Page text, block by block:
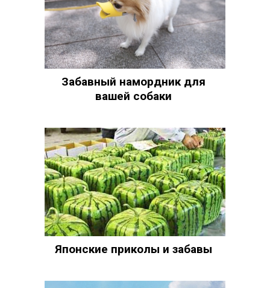
Забавный намордник для
вашей собаки
Японские приколы и забавы